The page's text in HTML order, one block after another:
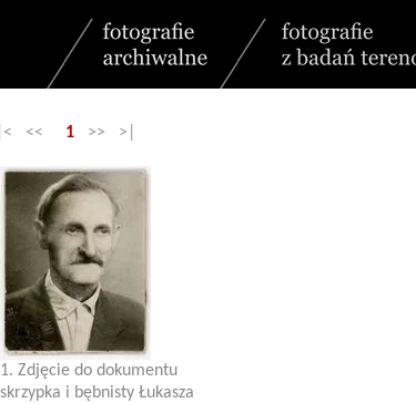
|< << 1 >> >|
1. Zdjęcie do dokumentu
skrzypka i bębnisty Łukasza